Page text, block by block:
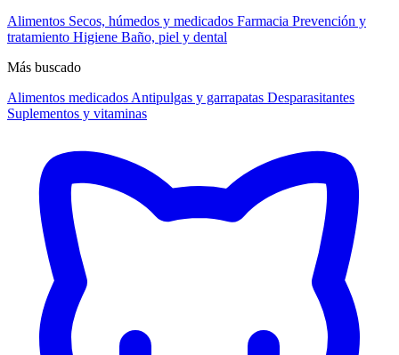
Alimentos Secos, húmedos y medicados Farmacia Prevención y
tratamiento Higiene Baño, piel y dental
Más buscado
Alimentos medicados Antipulgas y garrapatas Desparasitantes
Suplementos y vitaminas